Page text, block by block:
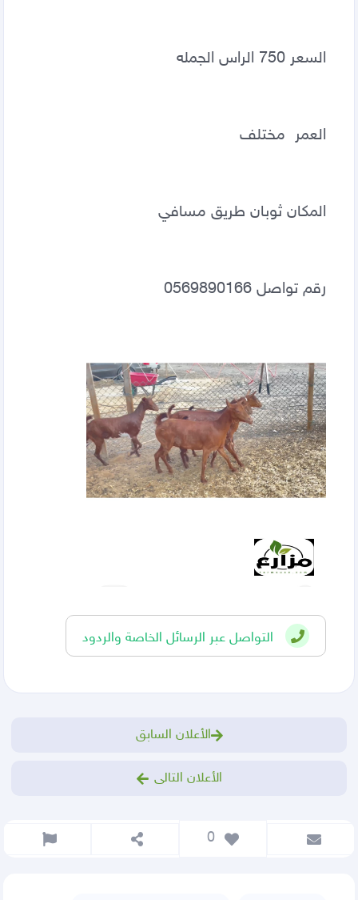
السعر 750 الراس الجمله
العمر  مختلف
المكان ثوبان طريق مسافي
رقم تواصل 0569890166
التواصل عبر الرسائل الخاصة والردود
الأعلان السابق
الأعلان التالى